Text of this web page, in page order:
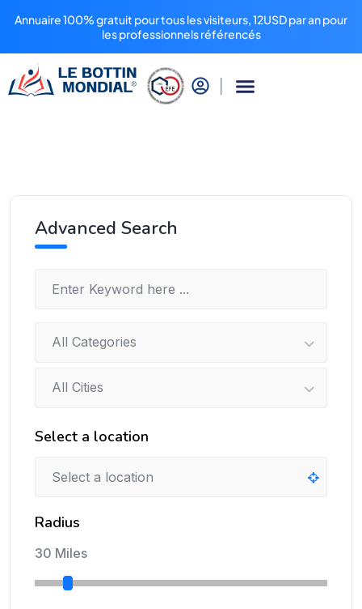
Annuaire 100% gratuit pour tous les visiteurs, 12USD par an pour
les professionnels référencés
Advanced Search
All Categories
All Cities
Select a location
Radius
30 Miles